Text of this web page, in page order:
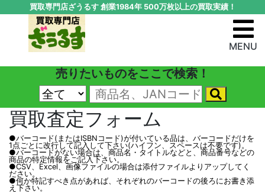
買取専門店ざうるす 創業1984年 500万枚以上の買取実績！
MENU
売りたいものをここで検索！
買取査定フォーム
●バーコード(またはISBNコード)が付いている品は、バーコードだけを
1点ごとに改行して記入して下さい(ハイフン、スペースは不要です)。
●バーコードがない場合は、商品名・タイトルなどと、商品番号などの
商品の特定情報をご記入下さい。
●CSV、Excel、画像ファイルの場合は添付ファイルよりアップしてく
ださい。
●何か特記すべき点があれば、それぞれのバーコードの後ろにお書き添
え下さい。